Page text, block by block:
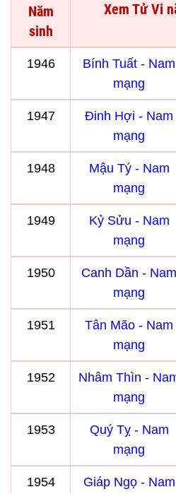
Năm
sinh
Xem Tử Vi
1946
Bính Tuất - Nam
mạng
1947
Đinh Hợi - Nam
mạng
1948
Mậu Tý - Nam
mạng
1949
Kỷ Sửu - Nam
mạng
1950
Canh Dần - Nam
mạng
1951
Tân Mão - Nam
mạng
1952
Nhâm Thìn -
mạng
1953
Quý Tỵ - Nam
mạng
1954
Giáp Ngọ - Nam